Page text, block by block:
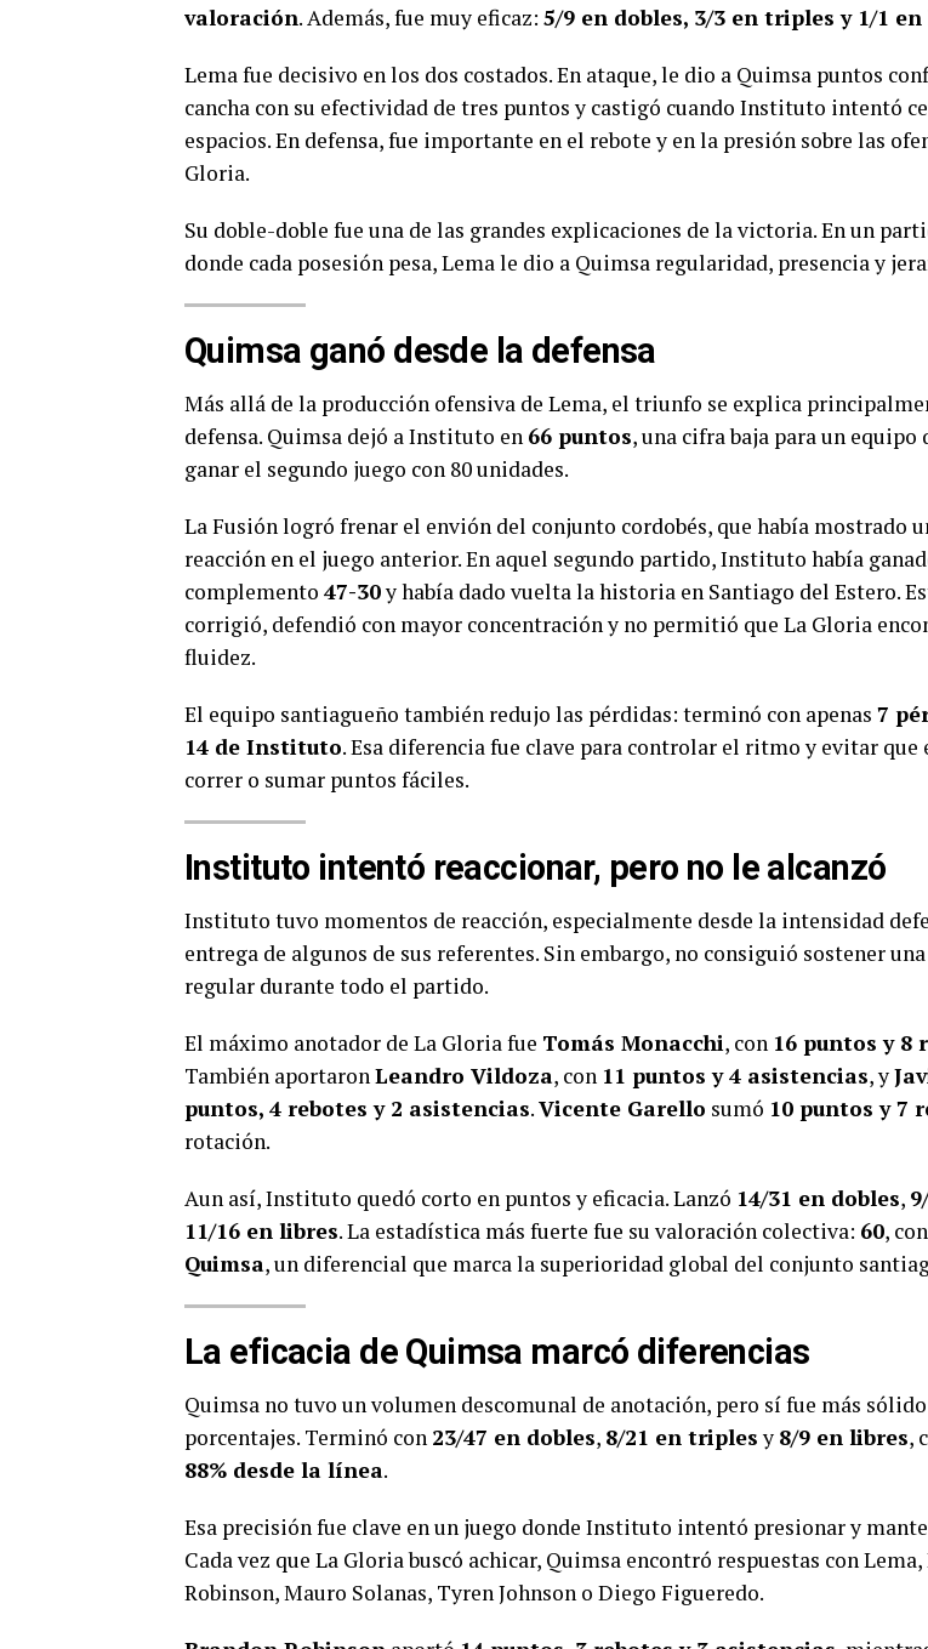
valoración. Además, fue muy eficaz: 5/9 en dobles, 3/3 en triples y 1/1
Lema fue decisivo en los dos costados. En ataque, le dio a Quimsa puntos
cancha con su efectividad de tres puntos y castigó cuando Instituto intentó
espacios. En defensa, fue importante en el rebote y en la presión sobre las
Gloria.
Su doble-doble fue una de las grandes explicaciones de la victoria. En un
donde cada posesión pesa, Lema le dio a Quimsa regularidad, presencia y
Quimsa ganó desde la defensa
Más allá de la producción ofensiva de Lema, el triunfo se explica
defensa. Quimsa dejó a Instituto en 66 puntos, una cifra baja para un equipo
ganar el segundo juego con 80 unidades.
La Fusión logró frenar el envión del conjunto cordobés, que había mostrado
reacción en el juego anterior. En aquel segundo partido, Instituto había
complemento 47-30y había dado vuelta la historia en Santiago del Estero.
corrigió, defendió con mayor concentración y no permitió que La Gloria
fluidez.
El equipo santiagueño también redujo las pérdidas: terminó con apenas 7
14 de Instituto. Esa diferencia fue clave para controlar el ritmo y evitar
correr o sumar puntos fáciles.
Instituto intentó reaccionar, pero no le alcanzó
Instituto tuvo momentos de reacción, especialmente desde la intensidad
entrega de algunos de sus referentes. Sin embargo, no consiguió sostener
regular durante todo el partido.
El máximo anotador de La Gloria fue Tomás Monacchi, con 16 puntos y 8
También aportaronLeandro Vildoza, con 11 puntos y 4 asistencias, y
puntos, 4 rebotes y 2 asistencias.Vicente Garello sumó 10 puntos y 7
rotación.
Aun así, Instituto quedó corto en puntos y eficacia. Lanzó 14/31 en dobles,
11/16 en libres. La estadística más fuerte fue su valoración colectiva: 60,
Quimsa, un diferencial que marca la superioridad global del conjunto
La eficacia de Quimsa marcó diferencias
Quimsa no tuvo un volumen descomunal de anotación, pero sí fue más sólido
porcentajes. Terminó con 23/47 en dobles, 8/21 en triplesy 8/9 en libres,
88% desde la línea.
Esa precisión fue clave en un juego donde Instituto intentó presionar y
Cada vez que La Gloria buscó achicar, Quimsa encontró respuestas con
Robinson, Mauro Solanas, Tyren Johnson o Diego Figueredo.